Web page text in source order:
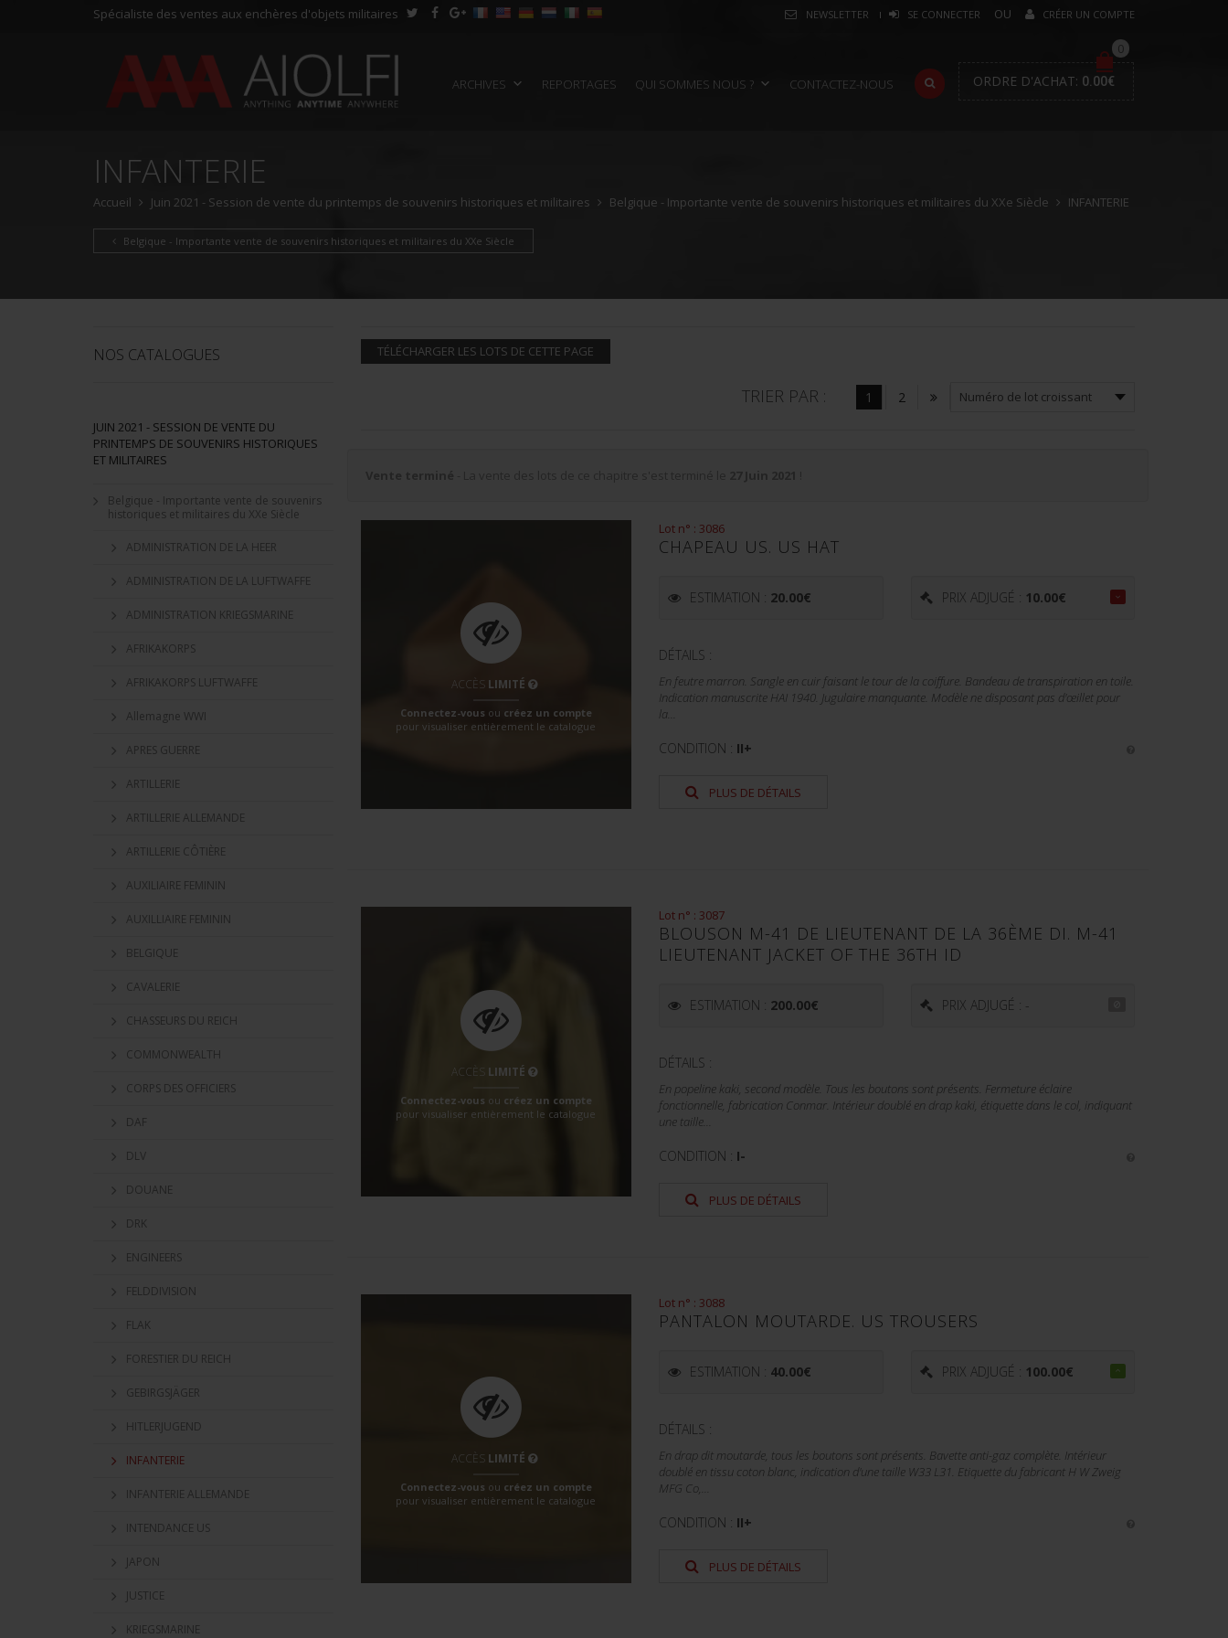
Spécialiste des ventes aux enchères d'objets militaires NEWSLETTER SE CONNECTER CRÉER UN COMPTE
ARCHIVES REPORTAGES QUI SOMMES NOUS ? CONTACTEZ-NOUS
0
ORDRE D'ACHAT: 0.00€
INFANTERIE
Accueil Juin 2021 - Session de vente du printemps de souvenirs historiques et militaires Belgique - Importante vente de souvenirs historiques et militaires du XXe Siècle INFANTERIE
Belgique - Importante vente de souvenirs historiques et militaires du XXe Siècle
TÉLÉCHARGER LES LOTS DE CETTE PAGE
1 2
TRIER PAR :
ACCÈS LIMITÉ
Connectez-vous ou créez un compte
pour visualiser entièrement le catalogue
Lot n° : 3086
CHAPEAU US. US HAT
ESTIMATION : 20.00€ PRIX ADJUGÉ : 10.00€
DÉTAILS :
En feutre marron. Sangle en cuir faisant le tour de la coiffure. Bandeau de transpiration en toile.
Indication manuscrite HAI 1940. Jugulaire manquante. Modèle ne disposant pas d'œillet pour
la...
CONDITION : II+
PLUS DE DÉTAILS
ACCÈS LIMITÉ
Connectez-vous ou créez un compte
pour visualiser entièrement le catalogue
Lot n° : 3087
BLOUSON M-41 DE LIEUTENANT DE LA 36ÈME DI. M-41
LIEUTENANT JACKET OF THE 36TH ID
ESTIMATION : 200.00€ PRIX ADJUGÉ : -
DÉTAILS :
En popeline kaki, second modèle. Tous les boutons sont présents. Fermeture éclaire
fonctionnelle, fabrication Conmar. Intérieur doublé en drap kaki, étiquette dans le col, indiquant
une taille...
CONDITION : I-
PLUS DE DÉTAILS
ACCÈS LIMITÉ
Connectez-vous ou créez un compte
pour visualiser entièrement le catalogue
Lot n° : 3088
PANTALON MOUTARDE. US TROUSERS
ESTIMATION : 40.00€ PRIX ADJUGÉ : 100.00€
DÉTAILS :
En drap dit moutarde, tous les boutons sont présents. Bavette anti-gaz complète. Intérieur
doublé en tissu coton blanc, indication d'une taille W33 L31. Etiquette du fabricant H W Zweig
MFG Co,...
CONDITION : II+
PLUS DE DÉTAILS
NOS CATALOGUES
JUIN 2021 - SESSION DE VENTE DU
PRINTEMPS DE SOUVENIRS HISTORIQUES
ET MILITAIRES
Belgique - Importante vente de souvenirs
historiques et militaires du XXe Siècle
ADMINISTRATION DE LA HEER
ADMINISTRATION DE LA LUFTWAFFE
ADMINISTRATION KRIEGSMARINE
AFRIKAKORPS
AFRIKAKORPS LUFTWAFFE
Allemagne WWI
APRES GUERRE
ARTILLERIE
ARTILLERIE ALLEMANDE
ARTILLERIE CÔTIÈRE
AUXILIAIRE FEMININ
AUXILLIAIRE FEMININ
BELGIQUE
CAVALERIE
CHASSEURS DU REICH
COMMONWEALTH
CORPS DES OFFICIERS
DAF
DLV
DOUANE
DRK
ENGINEERS
FELDDIVISION
FLAK
FORESTIER DU REICH
GEBIRGSJÄGER
HITLERJUGEND
INFANTERIE
INFANTERIE ALLEMANDE
INTENDANCE US
JAPON
JUSTICE
KRIEGSMARINE